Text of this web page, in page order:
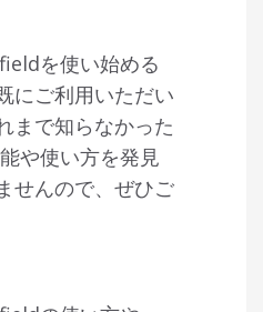
を使い始める
にご利用いただい
まで知らなかった
や使い方を発見
せんので、ぜひご